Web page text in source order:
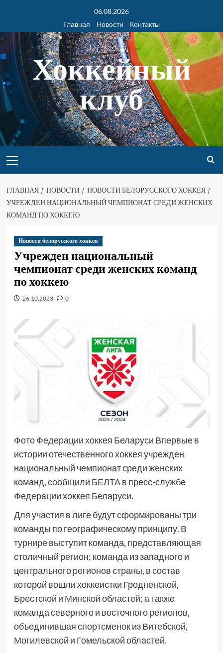
06.08.2026
Главная
Новости Контакты
Хоккейный
клуб
ГЛАВНАЯ НОВОСТИ
НОВОСТИ БЕЛОРУССКОГО ХОККЕЯ
УЧРЕЖДЕН НАЦИОНАЛЬНЫЙ ЧЕМПИОНАТ СРЕДИ ЖЕНСКИХ
КОМАНД ПО ХОККЕЮ
Новости белорусского хоккея
Учрежден национальный
чемпионат среди женских команд
по хоккею
26.10.2023 0
Фото Федерации хоккея Беларуси Впервые в
истории отечественного хоккея учрежден
национальный чемпионат среди женских
команд, сообщили БЕЛТА в пресс-службе
Федерации хоккея Беларуси.
Для участия в лиге будут сформированы три
команды по географическому принципу. В
турнире выступит команда, представляющая
столичный регион; команда из западного и
центрального регионов страны, в состав
которой вошли хоккеистки Гродненской,
Брестской и Минской областей; а также
команда северного и восточного регионов,
объединившая спортсменок из Витебской,
Могилевской и Гомельской областей.